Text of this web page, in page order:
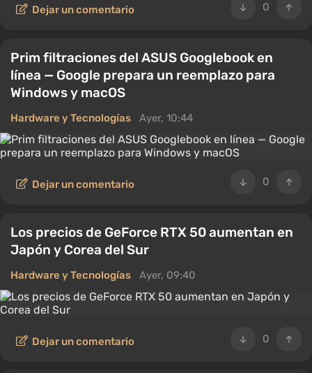
0
Dejar un comentario
Prim filtraciones del ASUS Googlebook en
línea — Google prepara un reemplazo para
Windows y macOS
Hardware y Tecnologías Ayer, 10:44
0
Dejar un comentario
Los precios de GeForce RTX 50 aumentan en
Japón y Corea del Sur
Hardware y Tecnologías Ayer, 09:40
0
Dejar un comentario